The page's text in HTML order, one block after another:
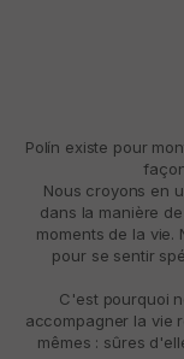
Polín existe pour
Nous croyons en
dans la manière
moments de la vie.
pour se sentir
C'est pourquoi
accompagner la vie
mêmes : sûres